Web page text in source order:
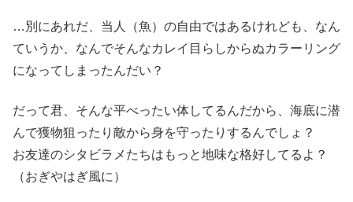
…別にあれだ、当人（魚）の自由ではあるけれども、なん
ていうか、なんでそんなカレイ目らしからぬカラーリング
になってしまったんだい？
だって君、そんな平べったい体してるんだから、海底に潜
んで獲物狙ったり敵から身を守ったりするんでしょ？
お友達のシタビラメたちはもっと地味な格好してるよ？
（おぎやはぎ風に）